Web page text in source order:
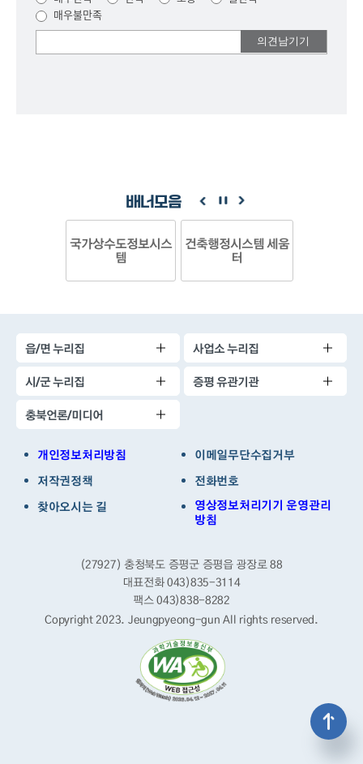
매우불만족
의견을
배너모음
국가상수도정보시스
템
건축행정시스템 세움
터
읍/면 누리집
사업소 누리집
시/군 누리집
증평 유관기관
충북언론/미디어
개인정보처리방침
이메일무단수집거부
저작권정책
전화번호
찾아오시는 길
영상정보처리기기 운영관리
방침
(27927) 충청북도 증평군 증평읍 광장로 88
대표전화 043)835-3114
팩스 043)838-8282
Copyright 2023. Jeungpyeong-gunAll rights reserved.